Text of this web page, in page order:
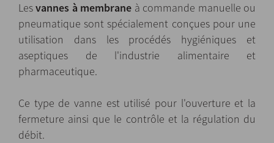
Lesvannes à membrane à commande manuelle ou
pneumatique sont spécialement conçues pour une
utilisation dans les procédés hygiéniques et
aseptiques de l'industrie alimentaire et
pharmaceutique.
Ce type de vanne est utilisé pour l'ouverture et la
fermeture ainsi que le contrôle et la régulation du
débit.